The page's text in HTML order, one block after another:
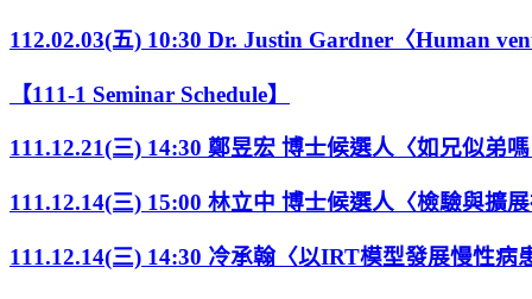
112.02.03(五) 10:30 Dr. Justin Gardner〈Human
【111-1 Seminar Schedule】
111.12.21(三) 14:30 鄭昱宏 博士候選人〈如兄似弟
111.12.14(三) 15:00 林立中 博士候選人〈檢驗與擴
111.12.14(三) 14:30 冷承翰〈以IRT模型發展慢性